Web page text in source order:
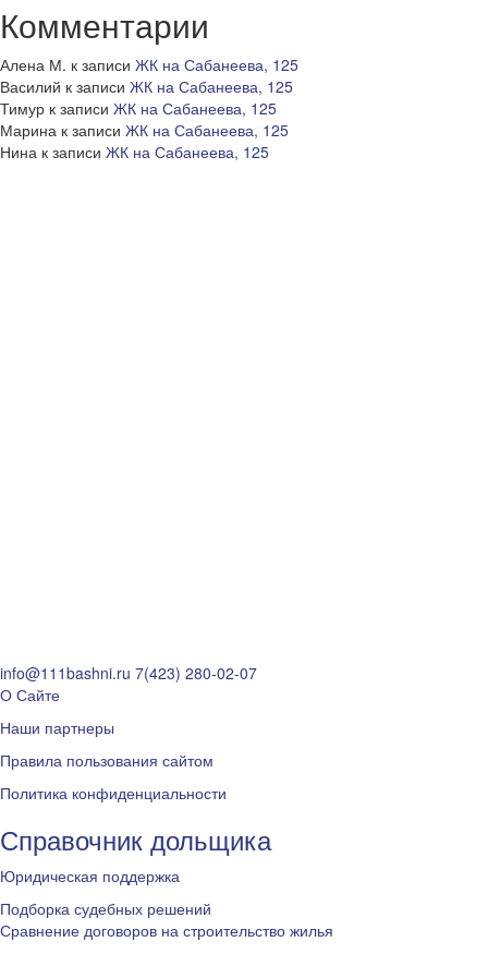
Комментарии
Алена М. к записи ЖК на Сабанеева, 125
Василий к записи ЖК на Сабанеева, 125
Тимур к записи ЖК на Сабанеева, 125
Марина к записи ЖК на Сабанеева, 125
Нина к записи ЖК на Сабанеева, 125
info@111bashni.ru 7(423) 280-02-07
О Сайте
Наши партнеры
Правила пользования сайтом
Политика конфиденциальности
Справочник дольщика
Юридическая поддержка
Подборка судебных решений
Сравнение договоров на строительство жилья